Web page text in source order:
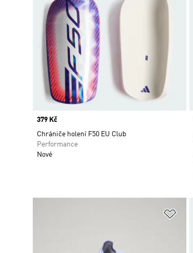
Price
379 Kč
Chrániče holení F50 EU Club
Performance
Nové